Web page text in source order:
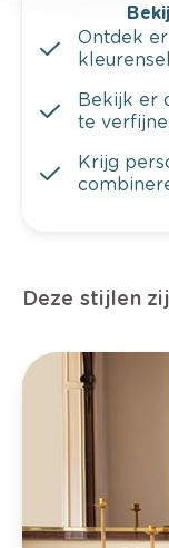
Ontdek
Bekijk er
te
Krijg
Deze stijlen